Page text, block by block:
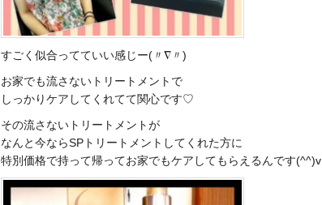
すごく似合ってていい感じー(〃∇〃)
お家でも流さないトリートメントで
しっかりケアしてくれてて関心です♡
その流さないトリートメントが
なんと今ならSPトリートメントしてくれた方に
特別価格で持って帰ってお家でもケアしてもらえるんです(^^)v